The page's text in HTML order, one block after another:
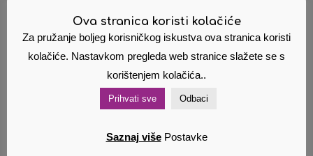
Dodaj u
košaricu
Pokaži
detalje
Povezani proizvodi
Ova stranica koristi kolačiće
Za pružanje boljeg korisničkog iskustva ova stranica koristi
kolačiće. Nastavkom pregleda web stranice slažete se s
korištenjem kolačića..
Prihvati sve Odbaci
Saznaj više Postavke